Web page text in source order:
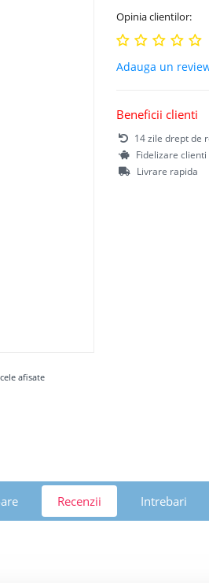
afisate
Opinia clientilor:
Adauga un
Beneficii clienti
14 zile drept de
Fidelizare clienti
Livrare rapida
Recenzii Intrebari